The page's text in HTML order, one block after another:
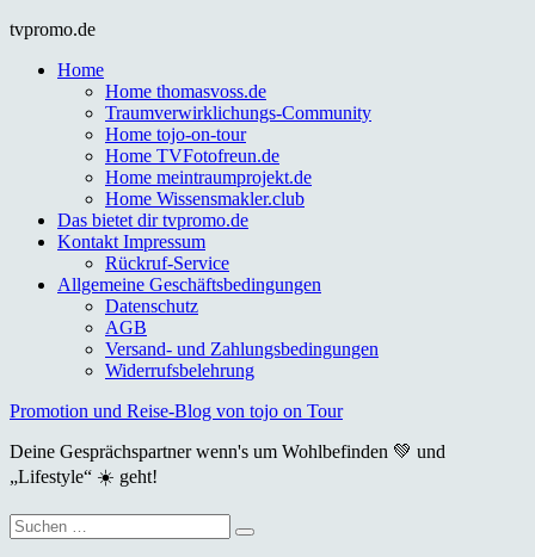
Skip
content
tvpromo.de
Home
Home thomasvoss.de
Traumverwirklichungs-Community
Home tojo-on-tour
Home TVFotofreun.de
Home meintraumprojekt.de
Home Wissensmakler.club
Das bietet dir tvpromo.de
Kontakt Impressum
Rückruf-Service
Allgemeine Geschäftsbedingungen
Datenschutz
AGB
Versand- und Zahlungsbedingungen
Widerrufsbelehrung
Promotion und Reise-Blog von tojo on Tour
Deine Gesprächspartner wenn's um Wohlbefinden 💚 und
„Lifestyle“ ☀️ geht!
Suche
nach: